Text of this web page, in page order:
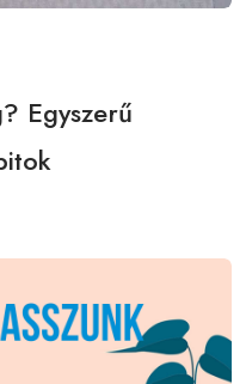
Egyszerű